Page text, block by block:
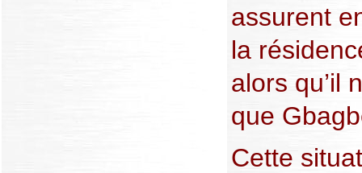
assurent
la
alors qu’il
que
Cette